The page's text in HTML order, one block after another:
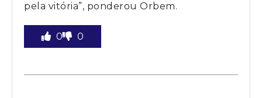
pela vitória”, ponderou Orbem.
0 0